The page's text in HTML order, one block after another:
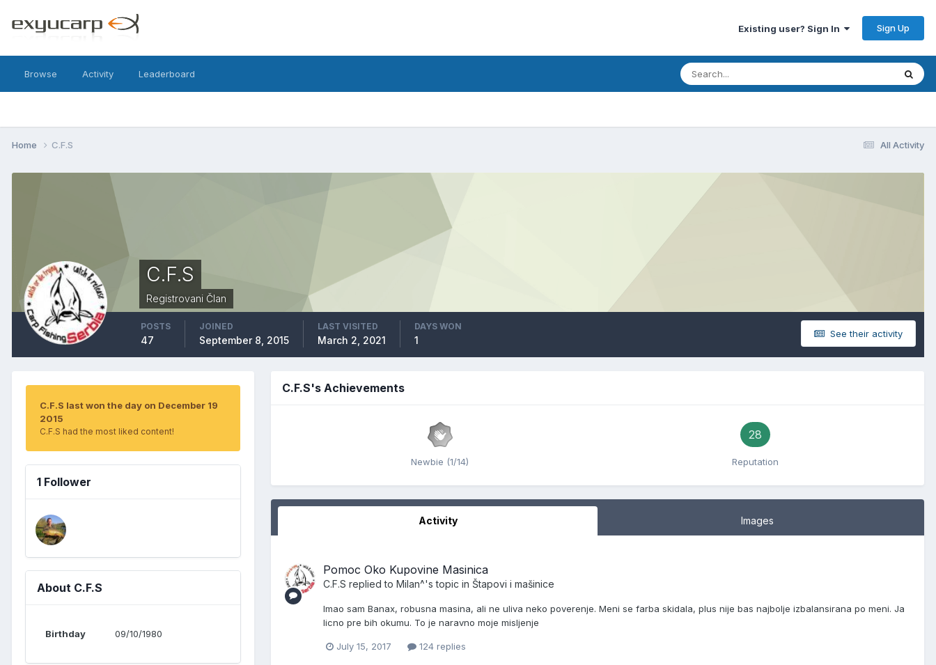
Existing user? Sign In Sign Up
Browse Activity Leaderboard
All Activity
Home C.F.S
C.F.S
Registrovani Član
See their activity
POSTS
47
JOINED
September 8, 2015
LAST VISITED
March 2, 2021
DAYS WON
1
C.F.S last won the day on December 19
2015
C.F.S had the most liked content!
1 Follower
About C.F.S
Birthday 09/10/1980
C.F.S's Achievements
Newbie (1/14)
28
Reputation
Activity Images
Pomoc Oko Kupovine Masinica
C.F.S replied to Milan^'s topic in Štapovi i mašinice
Imao sam Banax, robusna masina, ali ne uliva neko poverenje. Meni se farba skidala, plus nije bas najbolje izbalansirana po meni. Ja
licno pre bih okumu. To je naravno moje misljenje
July 15, 2017 124 replies